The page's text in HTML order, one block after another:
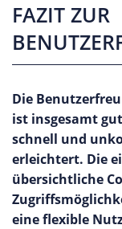
FAZIT ZUR
Die
ist insgesamt
schnell und
erleichtert. Die
übersichtliche
eine flexible